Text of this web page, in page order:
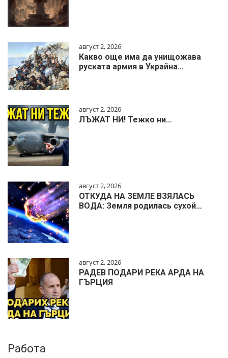
август 2, 2026
Какво още има да унищожава
руската армия в Украйна…
август 2, 2026
ЛЪЖАТ НИ! Тежко ни…
август 2, 2026
ОТКУДА НА ЗЕМЛЕ ВЗЯЛАСЬ
ВОДА: Земля родилась сухой…
август 2, 2026
РАДЕВ ПОДАРИ РЕКА АРДА НА
ГЪРЦИЯ
Работа